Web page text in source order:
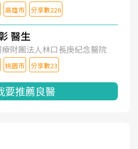
高雄市 分享數226
醫生
財團法人林口長庚紀念醫院
桃園市 分享數23
要推薦良醫